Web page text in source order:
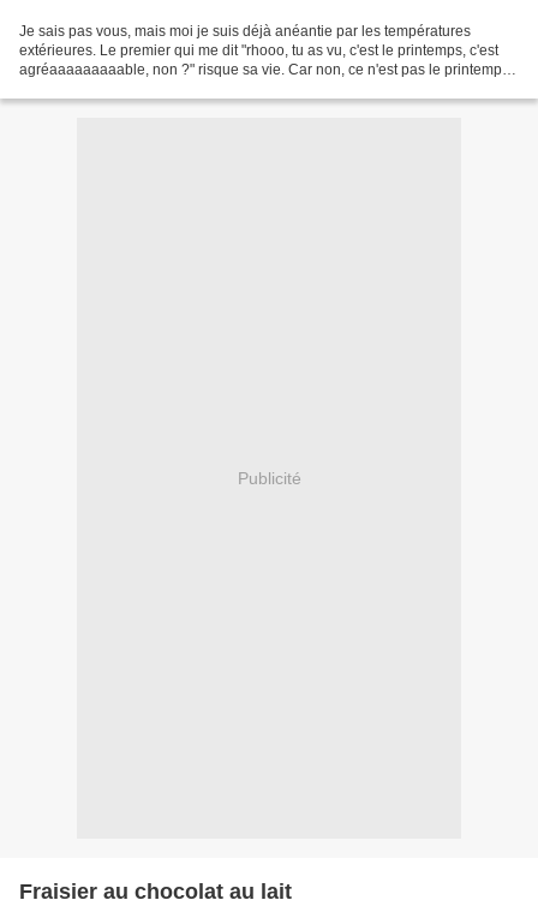
Je sais pas vous, mais moi je suis déjà anéantie par les températures
extérieures. Le premier qui me dit "rhooo, tu as vu, c'est le printemps, c'est
agréaaaaaaaaable, non ?" risque sa vie. Car non, ce n'est pas le printemps,
Publicité
Fraisier au chocolat au lait